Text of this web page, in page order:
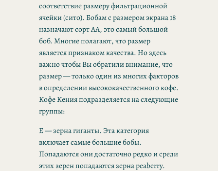
соответствие размеру фильтрационной
ячейки (сито). Бобам с размером экрана 18
назначают сорт AA, это самый большой
боб. Многие полагают, что размер
является признаком качества. Но здесь
важно чтобы Вы обратили внимание, что
размер — только один из многих факторов
в определении высококачественного кофе.
Кофе Кения подразделяется на следующие
группы:
E — зерна гиганты. Эта категория
включает самые большие бобы.
Попадаются они достаточно редко и среди
этих зерен попадаются зерна peaberry.